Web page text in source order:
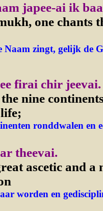
japee-ai ik
one chants
Naam zingt, gelijk de
firai chir jeevai.
nine
ronddwalen en
theevai.
ascetic and a
worden en